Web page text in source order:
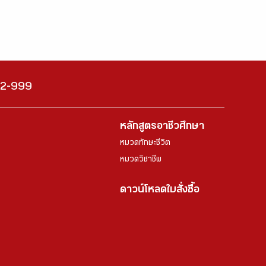
999
หลักสูตรอาชีวศึกษา
หมวดทักษะชีวิต
หมวดวิชาชีพ
ดาวน์โหลดใบสั่งซื้อ